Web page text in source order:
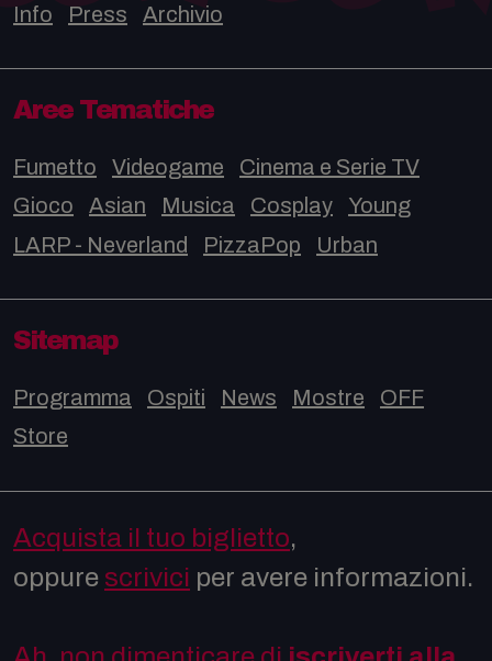
Info Press Archivio
Aree Tematiche
Fumetto Videogame
Cinema e Serie TV
Gioco
Asian Musica Cosplay
Young
LARP - Neverland
PizzaPop Urban
Sitemap
Programma Ospiti News Mostre
OFF
Store
Acquista il tuo biglietto,
oppure scrivici per avere informazioni.